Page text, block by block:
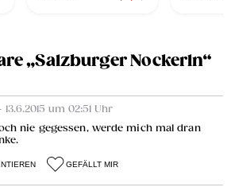
„Salzburger Nockerln“
um 02:51 Uhr
nie gegessen, werde mich mal dran
GEFÄLLT MIR